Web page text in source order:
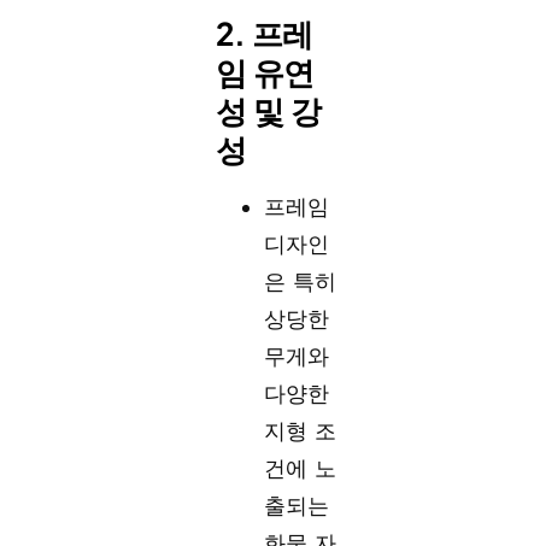
2. 프레
임 유연
성 및 강
성
프레임
디자인
은 특히
상당한
무게와
다양한
지형 조
건에 노
출되는